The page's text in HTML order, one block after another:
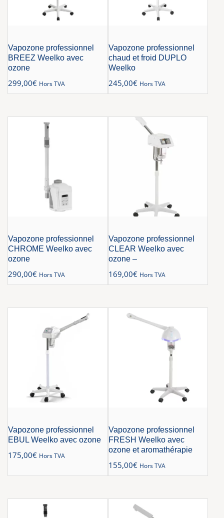
Vapozone professionnel
BREEZ Weelko avec
ozone
299,00€ Hors TVA
Vapozone professionnel
chaud et froid DUPLO
Weelko
245,00€ Hors TVA
Vapozone professionnel
CHROME Weelko avec
ozone
290,00€ Hors TVA
Vapozone professionnel
CLEAR Weelko avec
ozone –
169,00€ Hors TVA
Vapozone professionnel
EBUL Weelko avec ozone
175,00€ Hors TVA
Vapozone professionnel
FRESH Weelko avec
ozone et aromathérapie
155,00€ Hors TVA